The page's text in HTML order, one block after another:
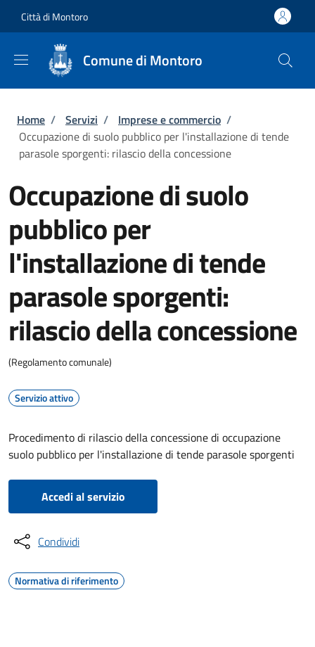
Città di Montoro
Comune di Montoro
Briciole di pane
Home / Servizi / Imprese e commercio /
Occupazione di suolo pubblico per l'installazione di tende
parasole sporgenti: rilascio della concessione
Occupazione di suolo
pubblico per
l'installazione di tende
parasole sporgenti:
rilascio della concessione
(Regolamento comunale)
Servizio attivo
Procedimento di rilascio della concessione di occupazione
suolo pubblico per l'installazione di tende parasole sporgenti
Accedi al servizio
Condividi
Normativa di riferimento